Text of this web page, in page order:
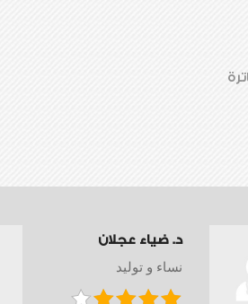
د. ضياء عجلان
نساء و توليد